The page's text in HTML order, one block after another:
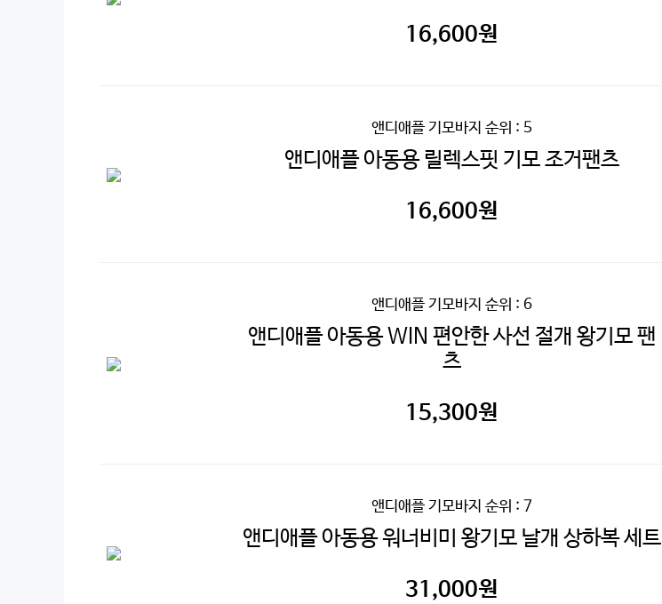
16,600원
앤디애플 기모바지 순위 : 5
앤디애플 아동용 릴렉스핏 기모 조거팬츠
16,600원
앤디애플 기모바지 순위 : 6
앤디애플 아동용 WIN 편안한 사선 절개 왕기모 팬
츠
15,300원
앤디애플 기모바지 순위 : 7
앤디애플 아동용 워너비미 왕기모 날개 상하복 세트
31,000원